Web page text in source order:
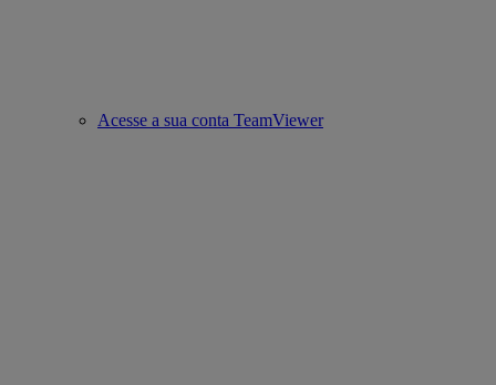
Acesse a sua conta TeamViewer